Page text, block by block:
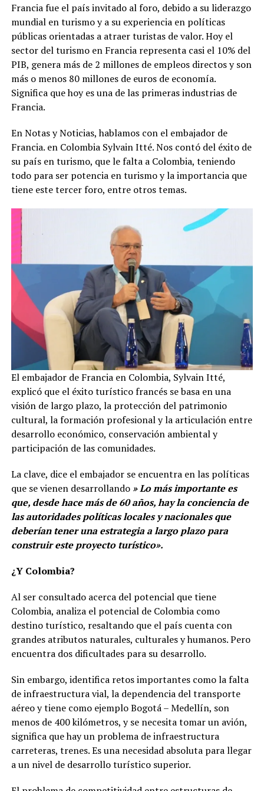
Francia fue el país invitado al foro, debido a su liderazgo
mundial en turismo y a su experiencia en políticas
públicas orientadas a atraer turistas de valor. Hoy el
sector del turismo en Francia representa casi el 10% del
PIB, genera más de 2 millones de empleos directos y son
más o menos 80 millones de euros de economía.
Significa que hoy es una de las primeras industrias de
Francia.
En Notas y Noticias, hablamos con el embajador de
Francia. en Colombia Sylvain Itté. Nos contó del éxito de
su país en turismo, que le falta a Colombia, teniendo
todo para ser potencia en turismo y la importancia que
tiene este tercer foro, entre otros temas.
El embajador de Francia en Colombia, Sylvain Itté,
explicó que el éxito turístico francés se basa en una
visión de largo plazo, la protección del patrimonio
cultural, la formación profesional y la articulación entre
desarrollo económico, conservación ambiental y
participación de las comunidades.
La clave, dice el embajador se encuentra en las políticas
que se vienen desarrollando » Lo más importante es
que, desde hace más de 60 años, hay la conciencia de
las autoridades políticas locales y nacionales que
deberían tener una estrategia a largo plazo para
construir este proyecto turístico».
¿Y Colombia?
Al ser consultado acerca del potencial que tiene
Colombia, analiza el potencial de Colombia como
destino turístico, resaltando que el país cuenta con
grandes atributos naturales, culturales y humanos. Pero
encuentra dos dificultades para su desarrollo.
Sin embargo, identifica retos importantes como la falta
de infraestructura vial, la dependencia del transporte
aéreo y tiene como ejemplo Bogotá – Medellín, son
menos de 400 kilómetros, y se necesita tomar un avión,
significa que hay un problema de infraestructura
carreteras, trenes. Es una necesidad absoluta para llegar
a un nivel de desarrollo turístico superior.